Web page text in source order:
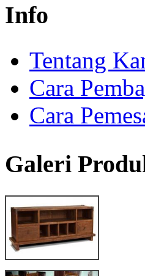
Info
Tentang
Cara
Cara
Galeri